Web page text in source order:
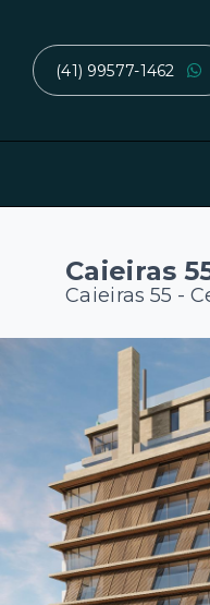
(41) 99577-1462
Caieiras
Caieiras 55 -